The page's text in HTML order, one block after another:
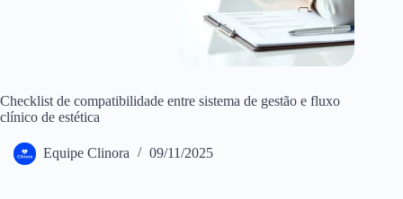
Checklist de compatibilidade entre sistema de gestão e fluxo
clínico de estética
Equipe Clinora 09/11/2025